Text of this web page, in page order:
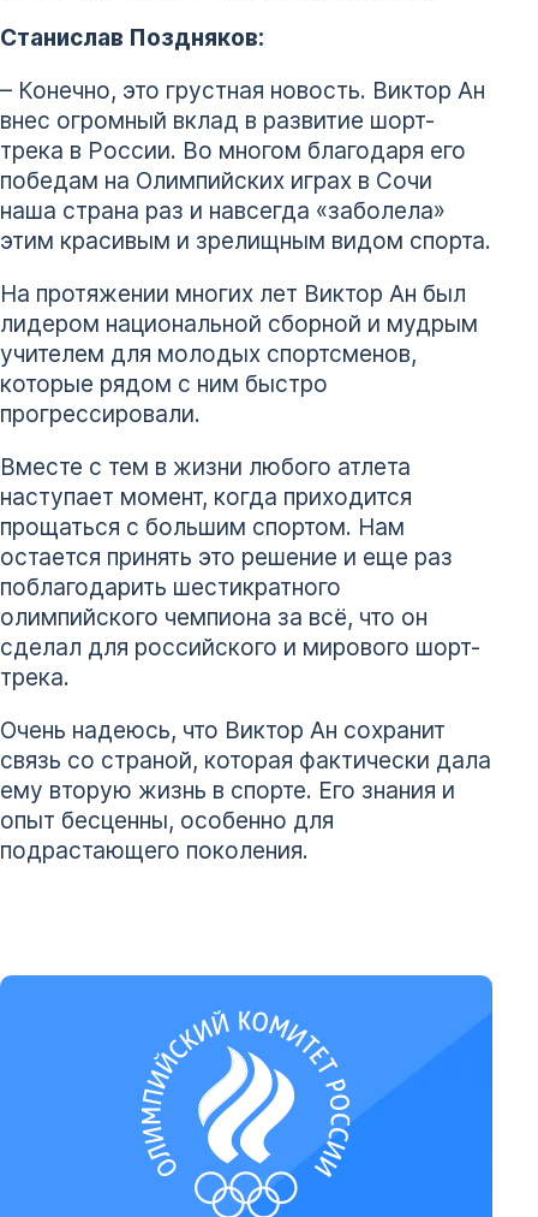
Станислав Поздняков:
– Конечно, это грустная новость. Виктор Ан
внес огромный вклад в развитие шорт-
трека в России. Во многом благодаря его
победам на Олимпийских играх в Сочи
наша страна раз и навсегда «заболела»
этим красивым и зрелищным видом спорта.
На протяжении многих лет Виктор Ан был
лидером национальной сборной и мудрым
учителем для молодых спортсменов,
которые рядом с ним быстро
прогрессировали.
Вместе с тем в жизни любого атлета
наступает момент, когда приходится
прощаться с большим спортом. Нам
остается принять это решение и еще раз
поблагодарить шестикратного
олимпийского чемпиона за всё, что он
сделал для российского и мирового шорт-
трека.
Очень надеюсь, что Виктор Ан сохранит
связь со страной, которая фактически дала
ему вторую жизнь в спорте. Его знания и
опыт бесценны, особенно для
подрастающего поколения.